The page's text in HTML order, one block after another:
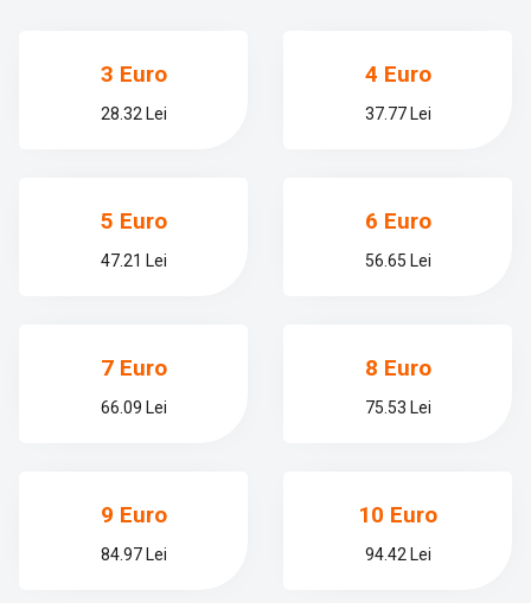
3 Euro
28.32 Lei
4 Euro
37.77 Lei
5 Euro
47.21 Lei
6 Euro
56.65 Lei
7 Euro
66.09 Lei
8 Euro
75.53 Lei
9 Euro
84.97 Lei
10 Euro
94.42 Lei